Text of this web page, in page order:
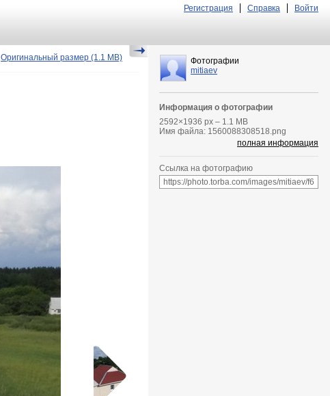
Регистрация Справка Войти
Оригинальный размер (1.1 MB)
Фотографии
mitiaev
Информация о фотографии
2592×1936 px – 1.1 MB
Имя файла: 1560088308518.png
полная информация
Ссылка на фотографию